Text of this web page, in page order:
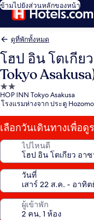
ข้ามไปยังส่วนหลักของหน้า
ดูที่พักทั้งหมด
โฮป อิน โตเกีย
Tokyo
ที่พัก
2.0
HOP INN Tokyo Asakusa
โรงแรมห่างจาก ประตู
เลือกวันเดินทางเพื่อดู
ไปไหนดี
วันที่
ผู้เข้าพัก